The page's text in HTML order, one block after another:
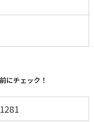
にチェック！